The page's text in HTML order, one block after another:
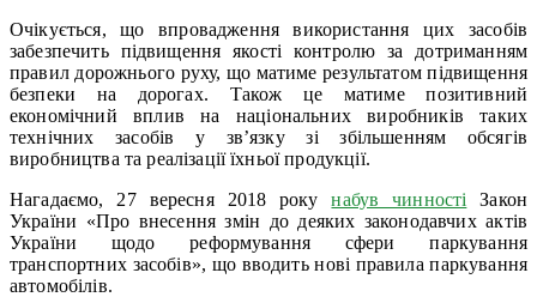
Очікується, що впровадження використання цих засобів
забезпечить підвищення якості контролю за дотриманням
правил дорожнього руху, що матиме результатом підвищення
безпеки на дорогах. Також це матиме позитивний
економічний вплив на національних виробників таких
технічних засобів у зв’язку зі збільшенням обсягів
виробництва та реалізації їхньої продукції.
Нагадаємо, 27 вересня 2018 рокунабув чинності Закон
України «Про внесення змін до деяких законодавчих актів
України щодо реформування сфери паркування
транспортних засобів», що вводить нові правила паркування
автомобілів.